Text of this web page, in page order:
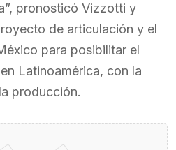
pronosticó Vizzotti y
de articulación y el
para posibilitar el
Latinoamérica, con la
producción.